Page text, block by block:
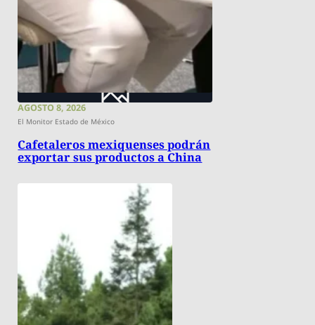
AGOSTO 8, 2026
El Monitor Estado de México
Cafetaleros mexiquenses podrán
exportar sus productos a China